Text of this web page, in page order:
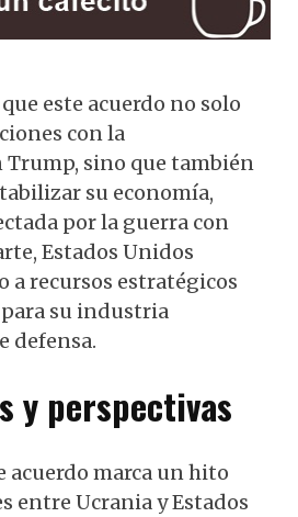
este acuerdo no solo
con la
sino que también
su economía,
por la guerra con
Estados Unidos
a recursos estratégicos
su industria
defensa.
y perspectivas
acuerdo marca un hito
entre Ucrania y Estados